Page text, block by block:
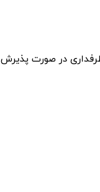
در صورت پذیرش